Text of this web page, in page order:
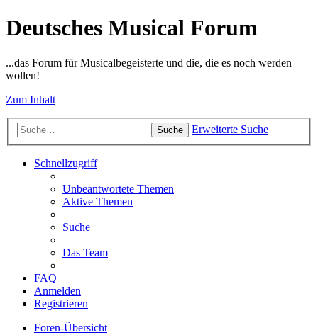
Deutsches Musical Forum
...das Forum für Musicalbegeisterte und die, die es noch werden
wollen!
Zum Inhalt
Suche Erweiterte Suche
Schnellzugriff
Unbeantwortete Themen
Aktive Themen
Suche
Das Team
FAQ
Anmelden
Registrieren
Foren-Übersicht